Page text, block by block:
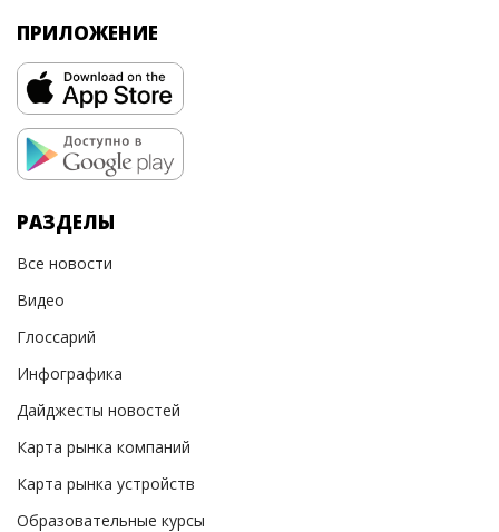
ПРИЛОЖЕНИЕ
РАЗДЕЛЫ
Все новости
Видео
Глоссарий
Инфографика
Дайджесты новостей
Карта рынка компаний
Карта рынка устройств
Образовательные курсы